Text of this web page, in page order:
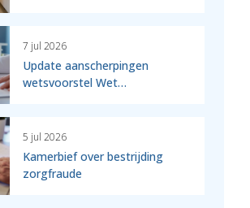
7 jul 2026
Update aanscherpingen
wetsvoorstel Wet…
5 jul 2026
Kamerbief over bestrijding
zorgfraude